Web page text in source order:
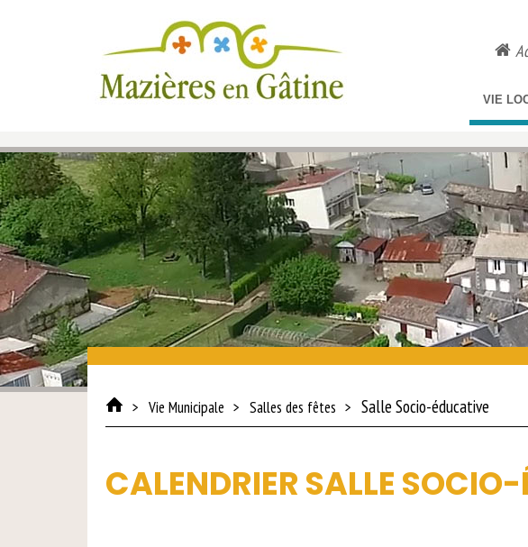
VIE
Vie Municipale Salles des fêtes Salle Socio-éducative
CALENDRIER SALLE